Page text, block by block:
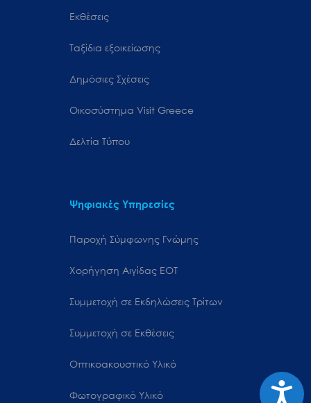
Εκθέσεις
Ταξίδια εξοικείωσης
Δημόσιες Σχέσεις
Oικοσύστημα Visit Greece
Δελτία Τύπου
Ψηφιακές Υπηρεσίες
Παροχή Σύμφωνης Γνώμης
Χορήγηση Αιγίδας ΕΟΤ
Συμμετοχή σε Εκδηλώσεις Τρίτων
Συμμετοχή σε Εκθέσεις
Οπτικοακουστικό Υλικό
Φωτογραφικό Υλικό